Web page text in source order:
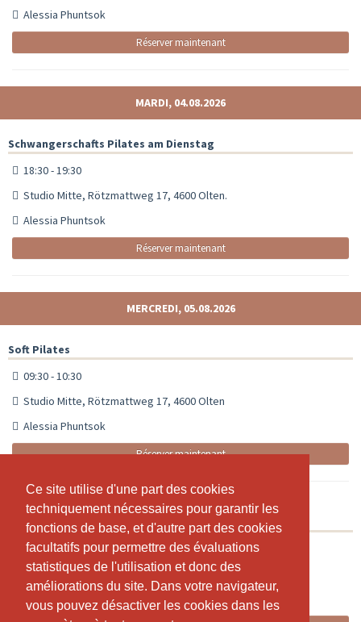
Ce site utilise d'une part des cookies
techniquement nécessaires pour garantir les
fonctions de base, et d'autre part des cookies
facultatifs pour permettre des évaluations
statistiques de l'utilisation et donc des
améliorations du site. Dans votre navigateur,
vous pouvez désactiver les cookies dans les
Ce site utilise d'une part des cookies
techniquement nécessaires pour garantir les
fonctions de base, et d'autre part des cookies
facultatifs pour permettre des évaluations
statistiques de l'utilisation et donc des
améliorations du site. Dans votre navigateur,
vous pouvez désactiver les cookies dans les
Alessia Phuntsok
Réserver maintenant
MARDI, 04.08.2026
Schwangerschafts Pilates am Dienstag
18:30 - 19:30
Studio Mitte, Rötzmattweg 17, 4600 Olten.
Alessia Phuntsok
Réserver maintenant
MERCREDI, 05.08.2026
Soft Pilates
09:30 - 10:30
Studio Mitte, Rötzmattweg 17, 4600 Olten
Alessia Phuntsok
Réserver maintenant
Pilates Wednesday Flow
20:00 - 21:00
Pilatesstudio Rötzmattweg 17, 4600 Olten